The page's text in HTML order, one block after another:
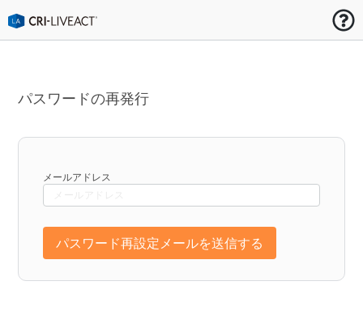
パスワードの再発行
メールアドレス
パスワード再設定メールを送信する